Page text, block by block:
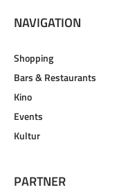
NAVIGATION
Shopping
Bars & Restaurants
Kino
Events
Kultur
PARTNER